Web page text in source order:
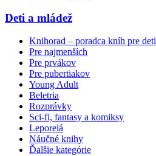
Deti a mládež
Knihorad – poradca kníh pre deti
Pre najmenších
Pre prvákov
Pre pubertiakov
Young Adult
Beletria
Rozprávky
Sci-fi, fantasy a komiksy
Leporelá
Náučné knihy
Ďalšie kategórie